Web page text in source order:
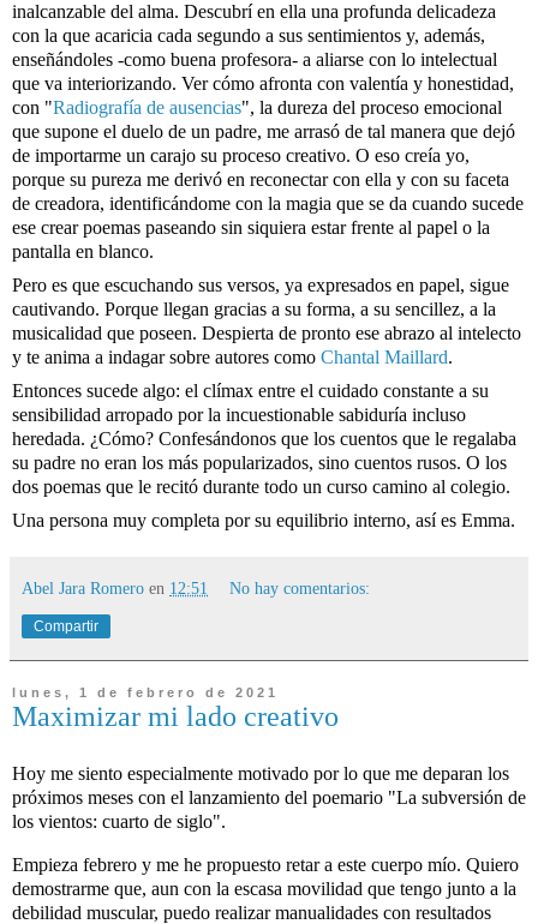
inalcanzable del alma. Descubrí en ella una profunda delicadeza
con la que acaricia cada segundo a sus sentimientos y, además,
enseñándoles -como buena profesora- a aliarse con lo intelectual
que va interiorizando. Ver cómo afronta con valentía y honestidad,
con "Radiografía de ausencias", la dureza del proceso emocional
que supone el duelo de un padre, me arrasó de tal manera que dejó
de importarme un carajo su proceso creativo. O eso creía yo,
porque su pureza me derivó en reconectar con ella y con su faceta
de creadora, identificándome con la magia que se da cuando sucede
ese crear poemas paseando sin siquiera estar frente al papel o la
pantalla en blanco.
Pero es que escuchando sus versos, ya expresados en papel, sigue
cautivando. Porque llegan gracias a su forma, a su sencillez, a la
musicalidad que poseen. Despierta de pronto ese abrazo al intelecto
y te anima a indagar sobre autores como Chantal Maillard.
Entonces sucede algo: el clímax entre el cuidado constante a su
sensibilidad arropado por la incuestionable sabiduría incluso
heredada. ¿Cómo? Confesándonos que los cuentos que le regalaba
su padre no eran los más popularizados, sino cuentos rusos. O los
dos poemas que le recitó durante todo un curso camino al colegio.
Una persona muy completa por su equilibrio interno, así es Emma.
Abel Jara Romero en 12:51 No hay comentarios:
Compartir
lunes, 1 de febrero de 2021
Maximizar mi lado creativo
Hoy me siento especialmente motivado por lo que me deparan los
próximos meses con el lanzamiento del poemario "La subversión de
los vientos: cuarto de siglo".
Empieza febrero y me he propuesto retar a este cuerpo mío. Quiero
demostrarme que, aun con la escasa movilidad que tengo junto a la
debilidad muscular, puedo realizar manualidades con resultados